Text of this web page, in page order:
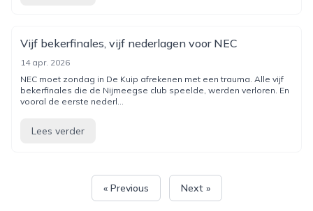
Vijf bekerfinales, vijf nederlagen voor NEC
14 apr. 2026
NEC moet zondag in De Kuip afrekenen met een trauma. Alle vijf
bekerfinales die de Nijmeegse club speelde, werden verloren. En
vooral de eerste nederl...
Lees verder
« Previous Next »